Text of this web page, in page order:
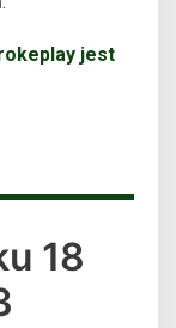
jest
18